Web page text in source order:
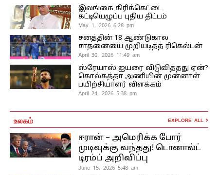
இலங்கை கிரிக்கெட்டை
கட்டியெழுப்ப புதிய திட்டம்
May 1, 2026 6:28 pm
சனத்தின் 18 ஆண்டுகால
சாதனையை முறியடித்த ரிகெல்டன்
April 30, 2026 11:49 am
ஸ்ரேயாஸ் ஐயரை விடுவித்தது ஏன்?
கொல்கத்தா அணியின் முன்னாள்
பயிற்சியாளர் விளக்கம்
April 24, 2026 5:38 pm
உலகம் EXPLORE ALL
ஈரான் – அமெரிக்க போர்
முடிவுக்கு வந்தது! டொனால்ட்
டிரம்ப் அறிவிப்பு
June 15, 2026 5:48 am